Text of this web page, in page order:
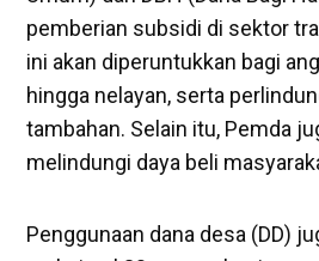
pemberian subsidi di sektor
ini akan diperuntukkan bagi
hingga nelayan, serta
tambahan. Selain itu, Pemda
melindungi daya beli
Penggunaan dana desa (DD)